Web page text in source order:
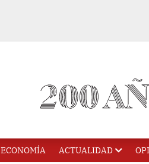
ECONOMÍA ACTUALIDAD